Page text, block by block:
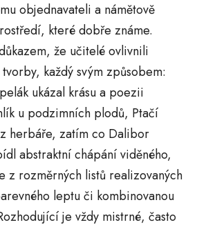
objednavateli a námětově
které dobře známe.
že učitelé ovlivnili
každý svým způsobem:
ukázal krásu a poezii
u podzimních plodů, Ptačí
herbáře, zatím co Dalibor
abstraktní chápání viděného,
z rozměrných listů realizovaných
leptu či kombinovanou
je vždy mistrné, často